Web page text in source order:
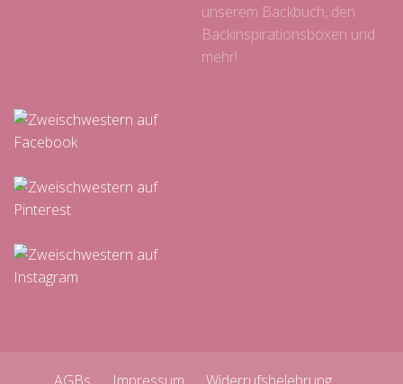
unserem Backbuch, den
Backinspirationsboxen und
mehr!